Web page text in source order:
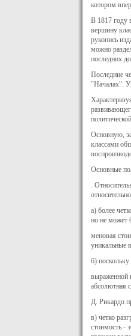
котором
В 1817 году
вершину
рукопись
можно
последних
Последние
"Началах".
Основную,
классами
Основные
.
а) более
но не может
меновая
уникальные
б)
выраженной
абсолютная
Д. Рикардо
в) четко
стоимость -